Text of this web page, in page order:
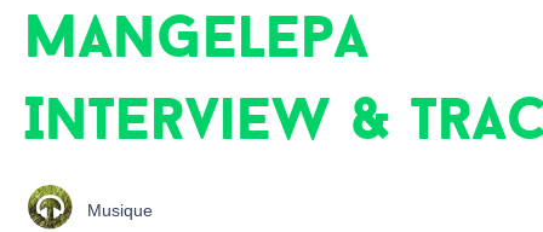
Mangelepa
Interview &
Musique